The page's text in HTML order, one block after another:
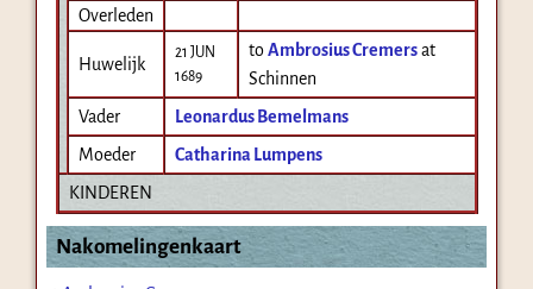
Overleden
Huwelijk
21 JUN
1689
toAmbrosius Cremers at
Schinnen
Vader
Leonardus Bemelmans
Moeder
Catharina Lumpens
KINDEREN
Nakomelingenkaart